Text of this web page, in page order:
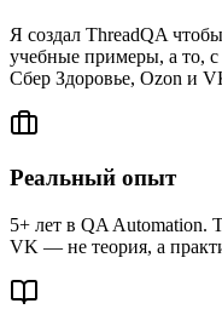
Я создал ThreadQA
учебные примеры, а то,
Сбер Здоровье, Ozon и
Реальный опыт
5+ лет в QA Automation.
VK — не теория, а